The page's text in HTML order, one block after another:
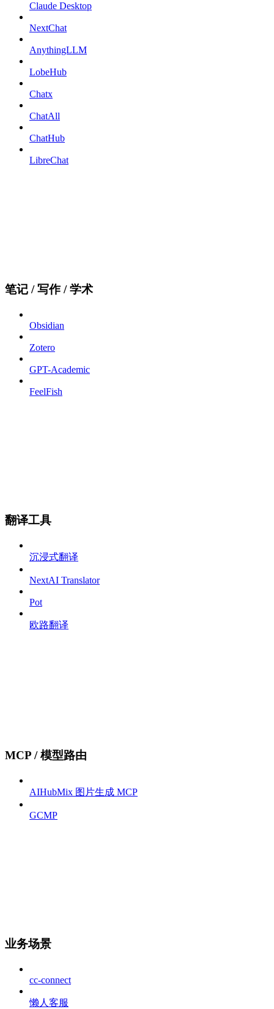
Claude Desktop
NextChat
AnythingLLM
LobeHub
Chatx
ChatAll
ChatHub
LibreChat
笔记 / 写作 / 学术
Obsidian
Zotero
GPT-Academic
FeelFish
翻译工具
沉浸式翻译
NextAI Translator
Pot
欧路翻译
MCP / 模型路由
AIHubMix 图片生成 MCP
GCMP
业务场景
cc-connect
懒人客服